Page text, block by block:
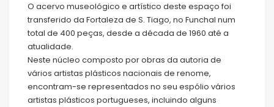
O acervo museológico e artístico deste espaço foi
transferido da Fortaleza de S. Tiago, no Funchal num
total de 400 peças, desde a década de 1960 até a
atualidade.
Neste núcleo composto por obras da autoria de
vários artistas plásticos nacionais de renome,
encontram-se representados no seu espólio vários
artistas plásticos portugueses, incluindo alguns